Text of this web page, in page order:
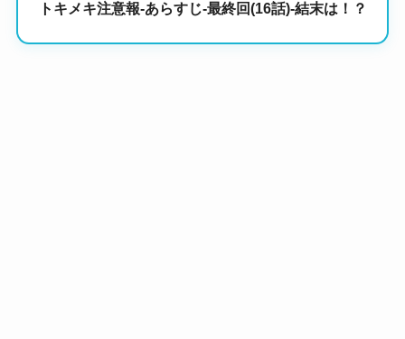
トキメキ注意報-あらすじ-最終回(16話)-結末は！？